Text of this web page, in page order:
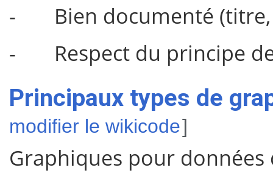
- Bien documenté (titre,
- Respect du principe
Principaux types de
modifier le wikicode]
Graphiques pour données